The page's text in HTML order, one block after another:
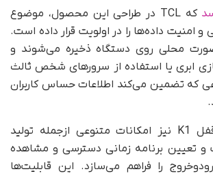
که TCL در طراحی این محصول، موضوع
داده‌ها را در اولویت قرار داده است.
محلی روی دستگاه ذخیره می‌شوند و
ابری یا استفاده از سرورهای شخص ثالث
که تضمین می‌کند اطلاعات حساس کاربران
اپلیکیشن همراه قفل K1 نیز امکانات متنوعی ازجمله تولید
و تعیین برنامه زمانی دسترسی و مشاهده
را فراهم می‌سازد. این قابلیت‌ها